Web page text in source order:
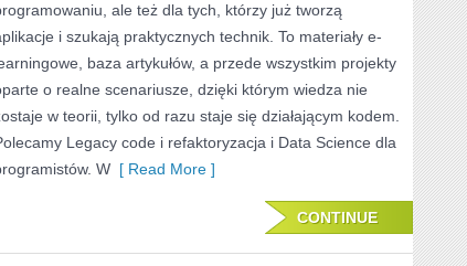
SERVERLESS
ale też dla tych, którzy już tworzą
i szukają praktycznych technik. To materiały e-
baza artykułów, a przede wszystkim projekty
o realne scenariusze, dzięki którym wiedza nie
w teorii, tylko od razu staje się działającym kodem.
Legacy code i refaktoryzacja i Data Science dla
W [ Read More ]
CONTINUE